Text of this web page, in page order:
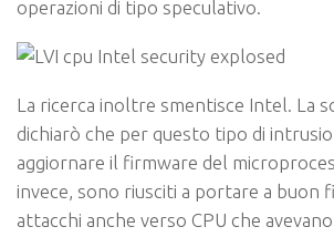
operazioni di tipo speculativo.
La ricerca inoltre smentisce Intel. La
dichiarò che per questo tipo di
aggiornare il firmware del
invece, sono riusciti a portare a buon
attacchi anche verso CPU che